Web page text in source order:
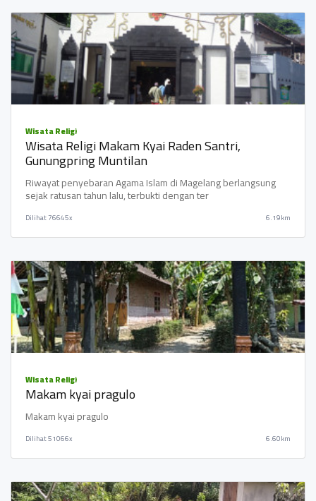
Wisata Religi
Wisata Religi Makam Kyai Raden Santri,
Gunungpring Muntilan
Riwayat penyebaran Agama Islam di Magelang berlangsung
sejak ratusan tahun lalu, terbukti dengan ter
Dilihat76645x 6.19km
Wisata Religi
Makam kyai pragulo
Makam kyai pragulo
Dilihat51066x 6.60km